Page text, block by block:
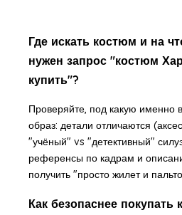
Где искать костюм и на
нужен запрос "костюм
купить"?
Проверяйте, под какую именно
образ: детали отличаются
"учёный" vs "детективный"
референсы по кадрам и
получить "просто жилет и
Как безопаснее покупать